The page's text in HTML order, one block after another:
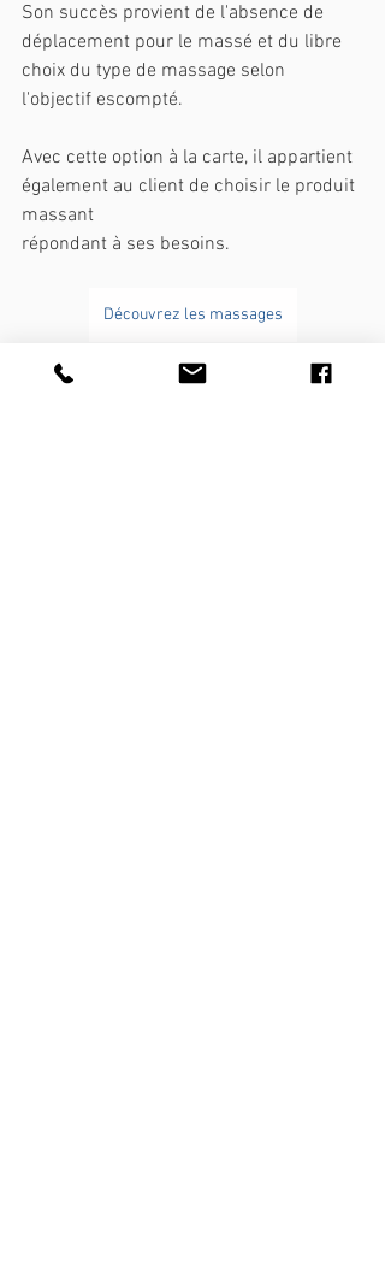
Son succès provient de l'absence de
déplacement pour le massé et du libre
choix du type de massage selon
l'objectif escompté.
Avec cette option à la carte, il appartient
également au client de choisir le produit
massant
répondant à ses besoins.
Découvrez les massages